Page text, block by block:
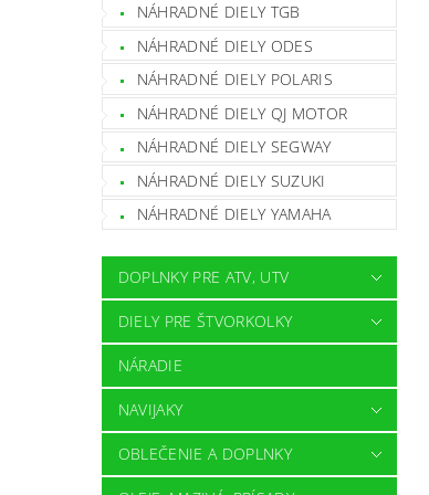
NÁHRADNÉ DIELY TGB
NÁHRADNÉ DIELY ODES
NÁHRADNÉ DIELY POLARIS
NÁHRADNÉ DIELY QJ MOTOR
NÁHRADNÉ DIELY SEGWAY
NÁHRADNÉ DIELY SUZUKI
NÁHRADNÉ DIELY YAMAHA
DOPLNKY PRE ATV, UTV
DIELY PRE ŠTVORKOLKY
NÁRADIE
NAVIJAKY
OBLEČENIE A DOPLNKY